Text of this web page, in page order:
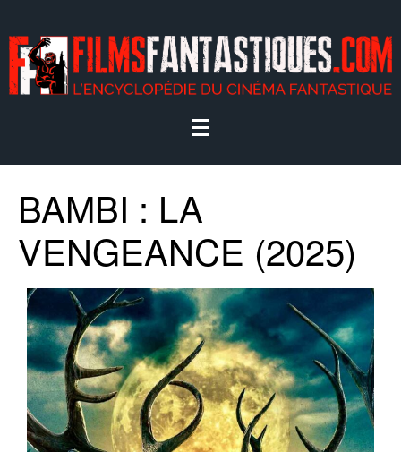
BAMBI : LA
VENGEANCE (2025)